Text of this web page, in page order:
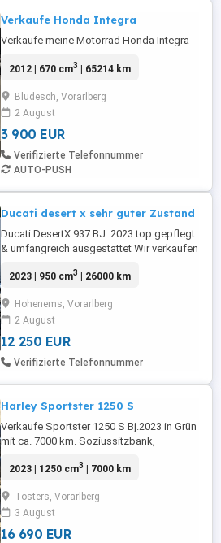
Verkaufe Honda Integra
Verkaufe meine Motorrad Honda Integra
2012 | 670 cm3 | 65214 km
Bludesch, Vorarlberg
2 August
3 900 EUR
Verifizierte Telefonnummer
AUTO-PUSH
Ducati desert x sehr guter Zustand
Ducati DesertX 937 BJ. 2023 top gepflegt
& umfangreich ausgestattet Wir verkaufen
unsere Ducati DesertX. Fahrzeugdaten
937 cm V2 110 PS Ausstattung Ducati
Quick Shift Up Down Tempomat Cruise
Control ...
2023 | 950 cm3 | 26000 km
Hohenems, Vorarlberg
2 August
12 250 EUR
Verifizierte Telefonnummer
Harley Sportster 1250 S
Verkaufe Sportster 1250 S Bj.2023 in Grün
mit ca. 7000 km. Soziussitzbank,
Auspuff (Dr. Jekill Mr. Hyde)
Serviceheft, kleines Windschild,
Ladegerät, Super Zustand, Tüv 6 28
2023 | 1250 cm3 | 7000 km
Tosters, Vorarlberg
3 August
16 690 EUR